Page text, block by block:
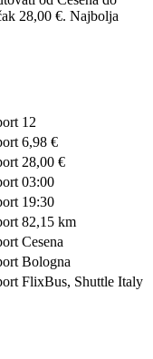
28,00 €. Najbolja
12
6,98 €
28,00 €
03:00
19:30
82,15 km
Cesena
Bologna
FlixBus, Shuttle Italy